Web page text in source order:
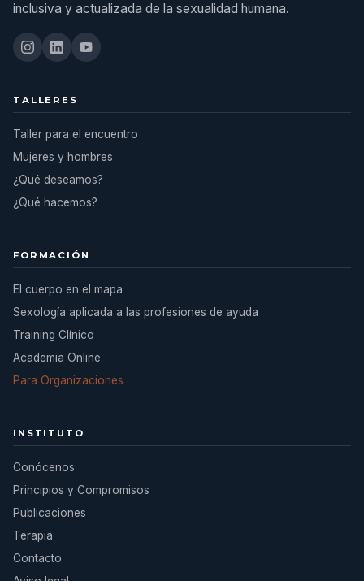
inclusiva y actualizada de la sexualidad humana.
TALLERES
Taller para el encuentro
Mujeres y hombres
¿Qué deseamos?
¿Qué hacemos?
FORMACIÓN
El cuerpo en el mapa
Sexología aplicada a las profesiones de ayuda
Training Clínico
Academia Online
Para Organizaciones
INSTITUTO
Conócenos
Principios y Compromisos
Publicaciones
Terapia
Contacto